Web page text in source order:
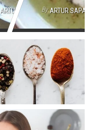
ARTUR SAPA By ARTUR SAPA